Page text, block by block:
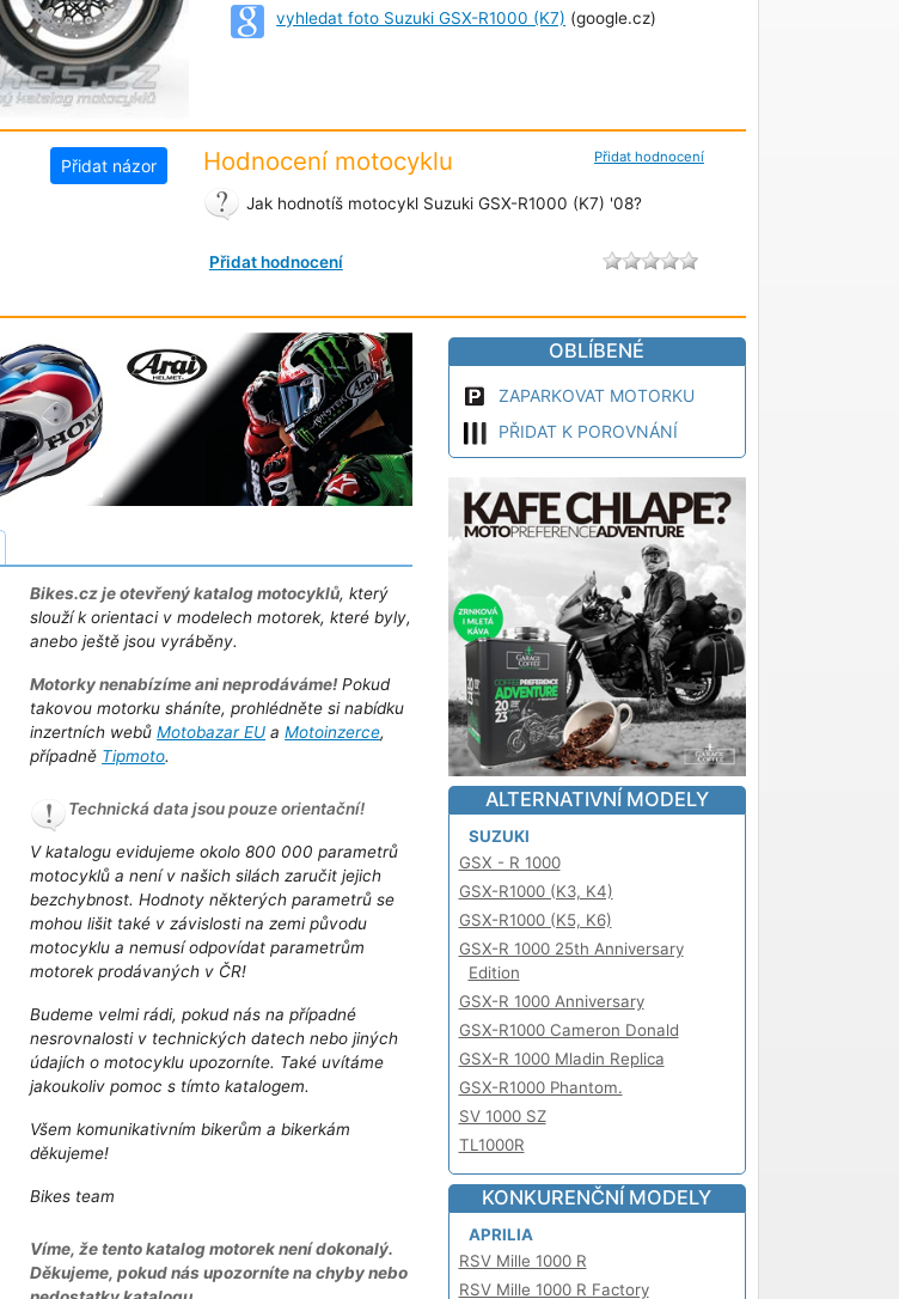
vyhledat foto Suzuki GSX-R1000 (K7) (google.cz)
Přidat názor Přidat hodnocení
Hodnocení motocyklu
Jak hodnotíš motocykl Suzuki GSX-R1000 (K7) '08?
Přidat hodnocení
Bikes.cz je otevřený katalog motocyklů, který
slouží k orientaci v modelech motorek, které byly,
anebo ještě jsou vyráběny.
Motorky nenabízíme ani neprodáváme!Pokud
takovou motorku sháníte, prohlédněte si nabídku
inzertních webůMotobazar EU aMotoinzerce,
případně Tipmoto.
Technická data jsou pouze orientační!
V katalogu evidujeme okolo 800 000 parametrů
motocyklů a není v našich silách zaručit jejich
bezchybnost. Hodnoty některých parametrů se
mohou lišit také v závislosti na zemi původu
motocyklu a nemusí odpovídat parametrům
motorek prodávaných v ČR!
Budeme velmi rádi, pokud nás na případné
nesrovnalosti v technických datech nebo jiných
údajích o motocyklu upozorníte. Také uvítáme
jakoukoliv pomoc s tímto katalogem.
Všem komunikativním bikerům a bikerkám
děkujeme!
Bikes team
Víme, že tento katalog motorek není dokonalý.
Děkujeme, pokud nás upozorníte na chyby nebo
OBLÍBENÉ
ZAPARKOVAT MOTORKU
PŘIDAT K POROVNÁNÍ
ALTERNATIVNÍ MODELY
SUZUKI
GSX - R 1000
GSX-R1000 (K3, K4)
GSX-R1000 (K5, K6)
GSX-R 1000 25th Anniversary
Edition
GSX-R 1000 Anniversary
GSX-R1000 Cameron Donald
GSX-R 1000 Mladin Replica
GSX-R1000 Phantom.
SV 1000 SZ
TL1000R
KONKURENČNÍ MODELY
APRILIA
RSV Mille 1000 R
RSV Mille 1000 R Factory